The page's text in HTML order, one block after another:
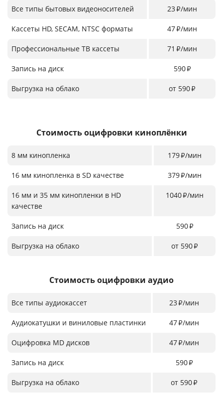
Все типы бытовых видеоносителей 23₽/мин
Кассеты HD, SECAM, NTSC форматы 47₽/мин
Профессиональные ТВ кассеты 71 ₽/мин
Запись на диск 590₽
Выгрузка на облако от 590₽
Стоимость оцифровки киноплёнки
8 мм кинопленка 179₽/мин
16 мм кинопленка в SD качестве 379₽/мин
16 мм и 35 мм кинопленки в HD
качестве
1040₽/мин
Запись на диск 590₽
Выгрузка на облако от 590₽
Стоимость оцифровки аудио
Все типы аудиокассет 23₽/мин
Аудиокатушки и виниловые пластинки 47₽/мин
Оцифровка MD дисков 47₽/мин
Запись на диск 590₽
Выгрузка на облако от 590₽